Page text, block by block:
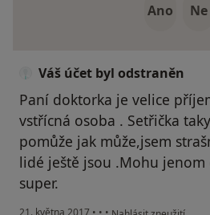
Ano Ne
Váš účet byl odstraněn
Paní doktorka je velice
vstřícná osoba . Setřička
pomůže jak může,jsem
lidé ještě jsou .Mohu
super.
podle názoru